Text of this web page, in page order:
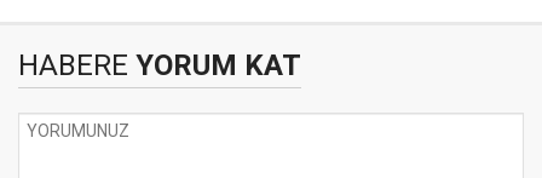
HABERE YORUM KAT